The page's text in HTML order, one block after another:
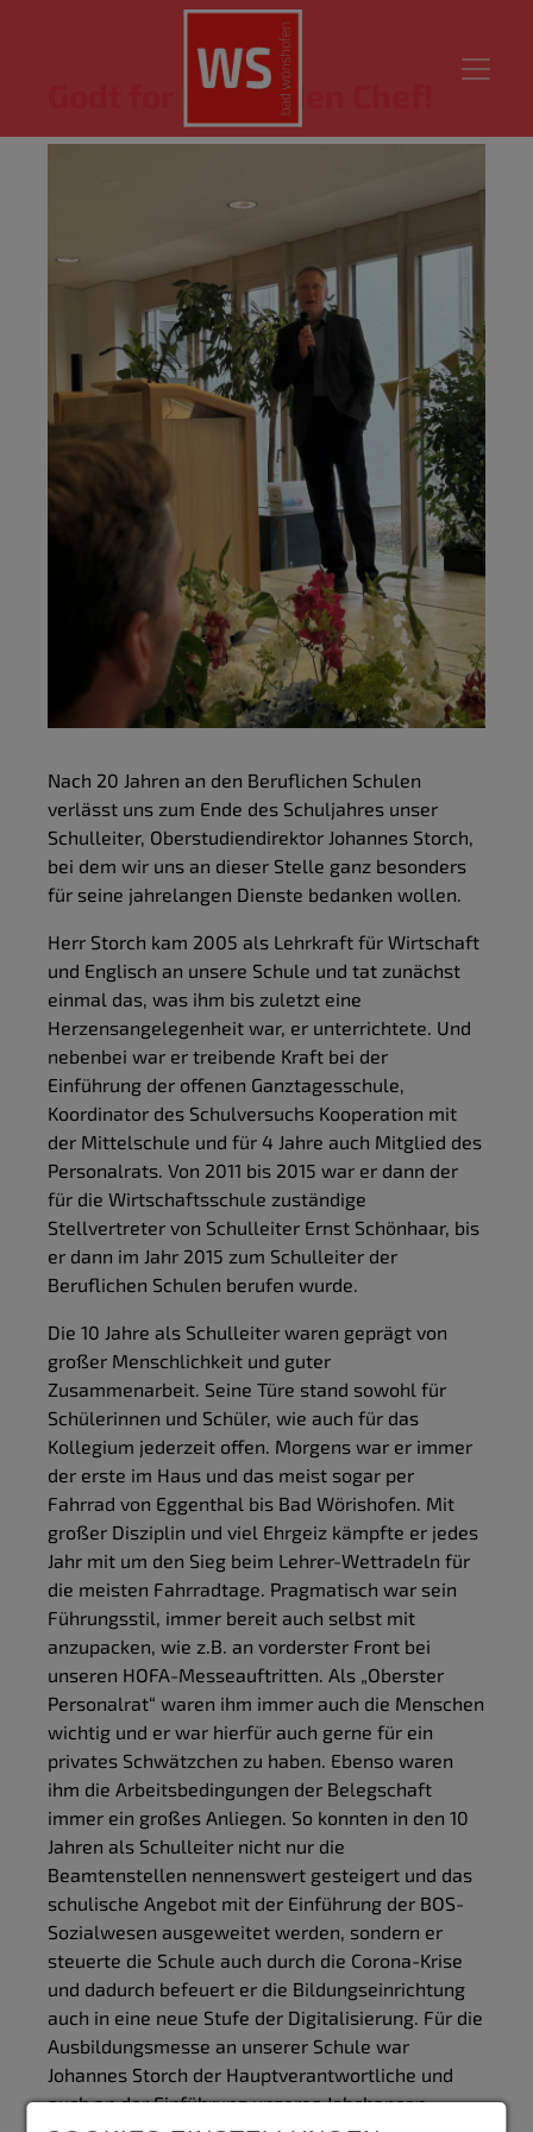
Godt for Fremtiden Chef!
Nach 20 Jahren an den Beruflichen Schulen
verlässt uns zum Ende des Schuljahres unser
Schulleiter, Oberstudiendirektor Johannes Storch,
bei dem wir uns an dieser Stelle ganz besonders
für seine jahrelangen Dienste bedanken wollen.
Herr Storch kam 2005 als Lehrkraft für Wirtschaft
und Englisch an unsere Schule und tat zunächst
einmal das, was ihm bis zuletzt eine
Herzensangelegenheit war, er unterrichtete. Und
nebenbei war er treibende Kraft bei der
Einführung der offenen Ganztagesschule,
Koordinator des Schulversuchs Kooperation mit
der Mittelschule und für 4 Jahre auch Mitglied des
Personalrats. Von 2011 bis 2015 war er dann der
für die Wirtschaftsschule zuständige
Stellvertreter von Schulleiter Ernst Schönhaar, bis
er dann im Jahr 2015 zum Schulleiter der
Beruflichen Schulen berufen wurde.
Die 10 Jahre als Schulleiter waren geprägt von
großer Menschlichkeit und guter
Zusammenarbeit. Seine Türe stand sowohl für
Schülerinnen und Schüler, wie auch für das
Kollegium jederzeit offen. Morgens war er immer
der erste im Haus und das meist sogar per
Fahrrad von Eggenthal bis Bad Wörishofen. Mit
großer Disziplin und viel Ehrgeiz kämpfte er jedes
Jahr mit um den Sieg beim Lehrer-Wettradeln für
die meisten Fahrradtage. Pragmatisch war sein
Führungsstil, immer bereit auch selbst mit
anzupacken, wie z.B. an vorderster Front bei
unseren HOFA-Messeauftritten. Als „Oberster
Personalrat“ waren ihm immer auch die Menschen
wichtig und er war hierfür auch gerne für ein
privates Schwätzchen zu haben. Ebenso waren
ihm die Arbeitsbedingungen der Belegschaft
immer ein großes Anliegen. So konnten in den 10
Jahren als Schulleiter nicht nur die
Beamtenstellen nennenswert gesteigert und das
schulische Angebot mit der Einführung der BOS-
Sozialwesen ausgeweitet werden, sondern er
steuerte die Schule auch durch die Corona-Krise
und dadurch befeuert er die Bildungseinrichtung
auch in eine neue Stufe der Digitalisierung. Für die
Ausbildungsmesse an unserer Schule war
Johannes Storch der Hauptverantwortliche und
auch an der Einführung unseres Jobchancen-